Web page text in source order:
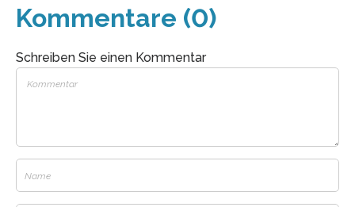
Kommentare (0)
Schreiben Sie einen Kommentar